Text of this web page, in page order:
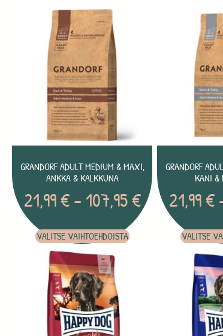
GRANDORF ADULT MEDIUM & MAXI,
ANKKA & KALKKUNA
21,99€– 107,95€
VALITSE VAIHTOEHDOISTA
GRANDORF
KANI &
21,99€
VALITSE